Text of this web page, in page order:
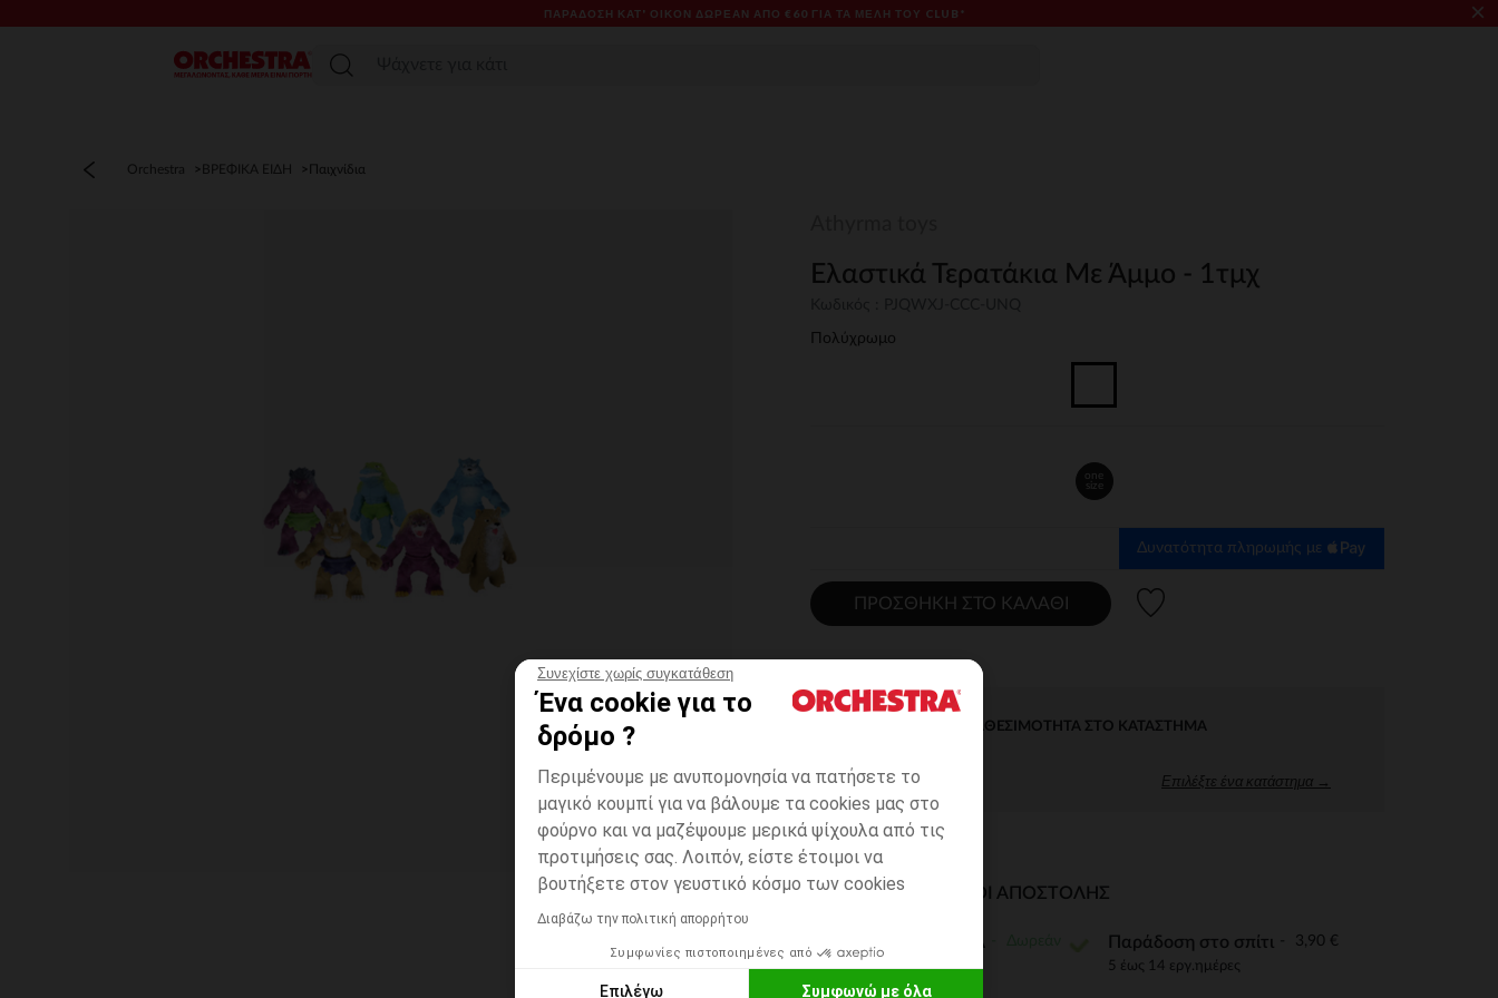
Συνεχίστε χωρίς συγκατάθεση
Ένα cookie για το
δρόμο ?
Περιμένουμε με ανυπομονησία να πατήσετε το
μαγικό κουμπί για να βάλουμε τα cookies μας στο
φούρνο και να μαζέψουμε μερικά ψίχουλα από τις
προτιμήσεις σας. Λοιπόν, είστε έτοιμοι να
βουτήξετε στον γευστικό κόσμο των cookies
Διαβάζω την πολιτική απορρήτου
Συμφωνίες πιστοποιημένες από
Επιλέγω Συμφωνώ με όλα
ΠΑΡΆΔΟΣΗ ΚΑΤ' ΟΊΚΟΝ ΔΩΡΕΑΝ ΑΠΌ €60 ΓΙΑ ΤΑ ΜΈΛΗ ΤΟΥ CLUB* ×
Μενού
Orchestra ΒΡΕΦΙΚΑ ΕΙΔΗ Παιχνίδια
Ελαστικά Τερατάκια Με Άμμο - 1τμχ
Πολύχρωμο
one
size
Δυνατότητα πληρωμής με
ΠΡΟΣΘΉΚΗ ΣΤΟ ΚΑΛΆΘΙ
ΆΜΕΣΗ ΔΙΑΘΕΣΙΜΌΤΗΤΑ ΣΤΟ ΚΑΤΆΣΤΗΜΑ
Επιλέξτε ένα κατάστημα →
ΔΙΑΘΈΣΙΜΟΙ ΤΡΌΠΟΙ ΑΠΟΣΤΟΛΉΣ
ΣΕ ΚΑΤΑΣΤΗΜΑ Παράδοση στο σπίτι 3,90 €
5 έως 14 εργ.ημέρες